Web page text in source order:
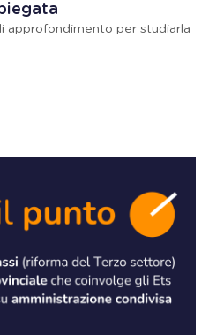
approfondimento per studiarla